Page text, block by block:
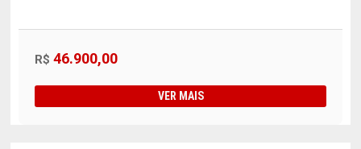
R$ 46.900,00
VER MAIS